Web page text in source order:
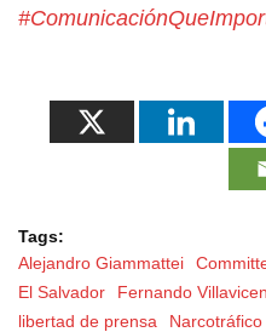
Tags:
Alejandro Giammattei
El Salvador
Fernando
libertad de prensa
Narcotráfico